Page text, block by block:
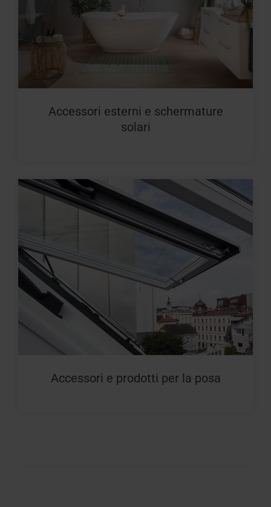
Accessori esterni e schermature
solari
Accessori e prodotti per la posa